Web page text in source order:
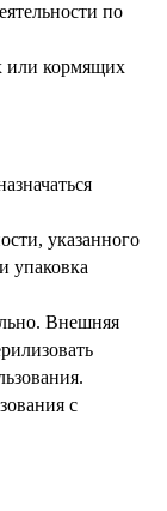
по
или кормящих
указанного
упаковка
Внешняя
с